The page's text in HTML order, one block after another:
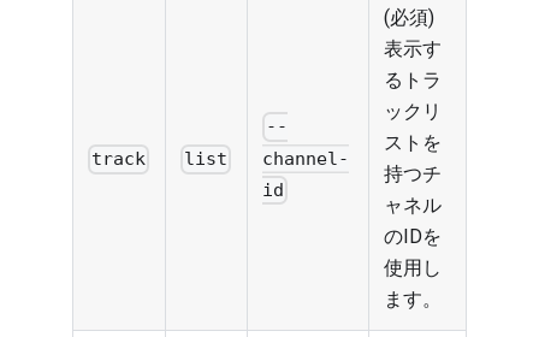
track list
--
channel-
id
(必須)
表示す
るトラ
ックリ
ストを
持つチ
ャネル
のIDを
使用し
ます。